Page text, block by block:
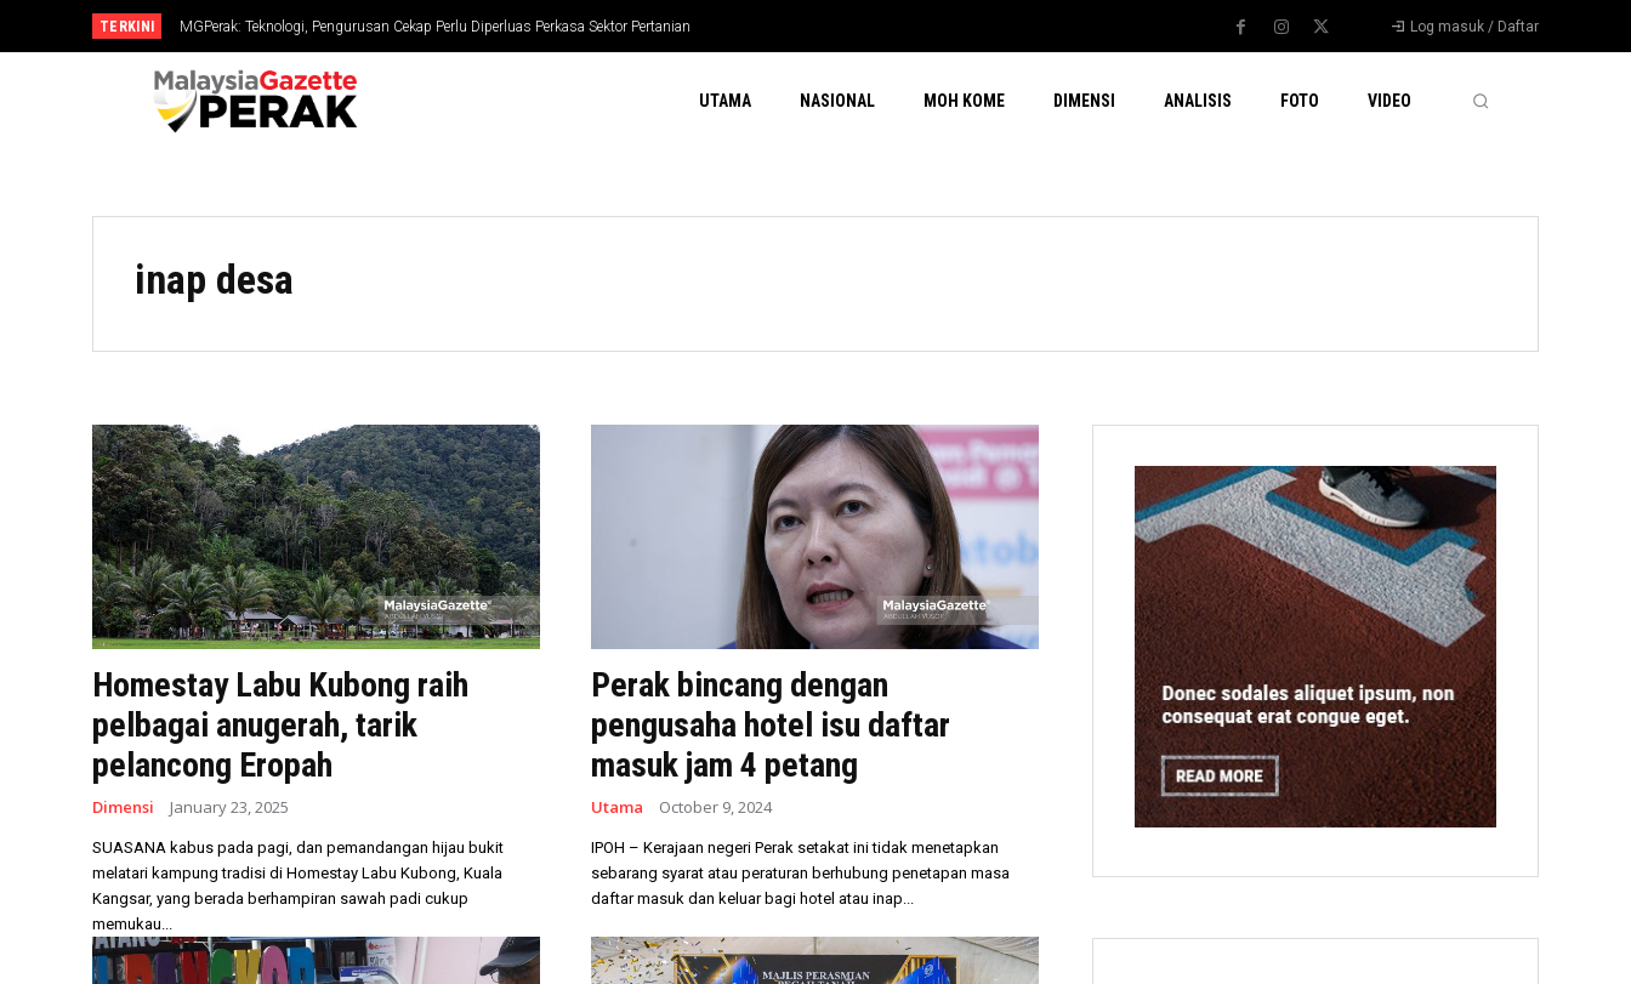
TERKINI MGPerak: Teknologi, Pengurusan Cekap Perlu Diperluas Perkasa Sektor Pertanian Log masuk / Daftar
UTAMA NASIONAL MOH KOME DIMENSI ANALISIS FOTO VIDEO
inap desa
Homestay Labu Kubong raih
pelbagai anugerah, tarik
pelancong Eropah
Dimensi January 23, 2025
SUASANA kabus pada pagi, dan pemandangan hijau bukit
melatari kampung tradisi di Homestay Labu Kubong, Kuala
Kangsar, yang berada berhampiran sawah padi cukup
memukau...
Perak bincang dengan
pengusaha hotel isu daftar
masuk jam 4 petang
Utama October 9, 2024
IPOH – Kerajaan negeri Perak setakat ini tidak menetapkan
sebarang syarat atau peraturan berhubung penetapan masa
daftar masuk dan keluar bagi hotel atau inap...